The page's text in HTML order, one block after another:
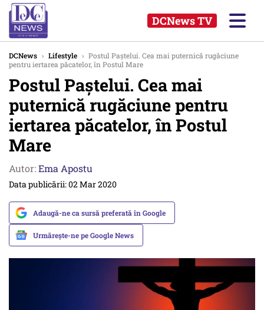
DCNews TV
DCNews › Lifestyle › Postul Paștelui. Cea mai puternică rugăciune
pentru iertarea păcatelor, în Postul Mare
Postul Paștelui. Cea mai
puternică rugăciune pentru
iertarea păcatelor, în Postul
Mare
Autor:Ema Apostu
Data publicării: 02 Mar 2020
Adaugă-ne ca sursă preferată în Google
Urmărește-ne pe Google News